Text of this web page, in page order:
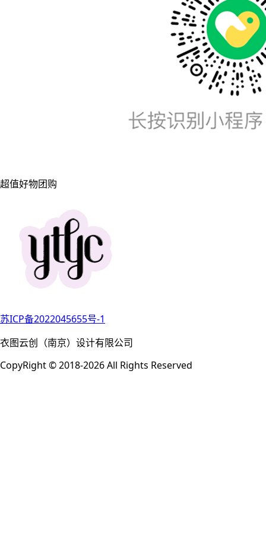
超值好物团购
苏ICP备2022045655号-1
衣图云创（南京）设计有限公司
CopyRight © 2018-2026 All Rights Reserved